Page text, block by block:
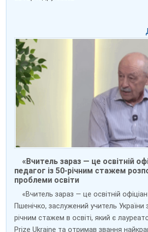
«Вчитель зараз — це освітній
педагог із 50-річним стажем
проблеми освіти
«Вчитель зараз — це освітній
Пшенічко, заслужений учитель України
річним стажем в освіті, який є
Prize Ukraine та отримав звання